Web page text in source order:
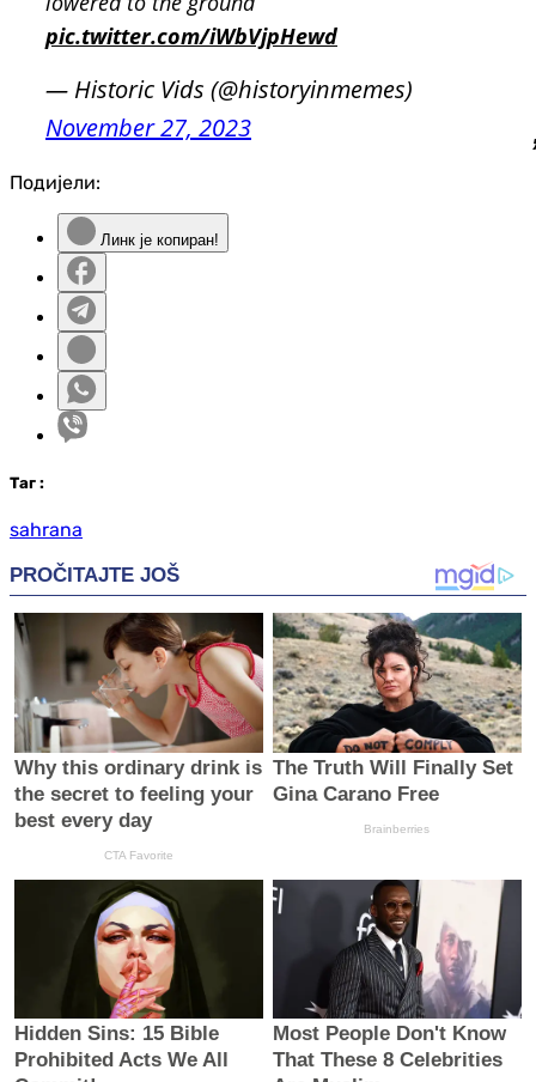
pic.twitter.com/iWbVjpHewd
— Historic Vids (@historyinmemes)
November 27, 2023
Подијели:
Линк је копиран!
Таг :
sahrana